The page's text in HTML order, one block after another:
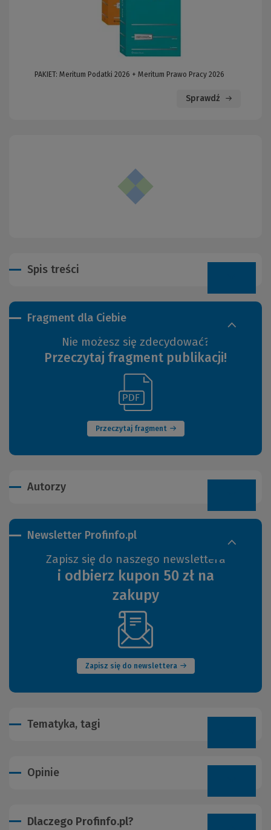
Fragment dla Ciebie
Nie możesz się zdecydować?
Przeczytaj fragment publikacji!
Przeczytaj fragment
(Nowe
okno)
innej
strony)
Spis treści
Autorzy
Newsletter Profinfo.pl
Zapisz się do naszego newslettera
i odbierz kupon 50 zł na
zakupy
Zapisz się do newslettera
(Nowe
okno)
Tematyka, tagi
Opinie
PAKIET: Meritum Podatki 2026 + Meritum Prawo Pracy 2026
Sprawdź
Dlaczego Profinfo.pl?